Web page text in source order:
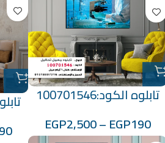
تابلوه الكود:100701546
EGP190
–
EGP2,500